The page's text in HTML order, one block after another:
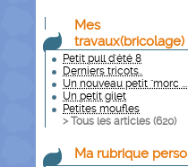
Mes
travaux(bricolage)
Petit pull d'été 8
Derniers tricots..
Un nouveau petit "morc ...
Un petit gilet
Petites moufles
> Tous les articles (620)
Ma rubrique perso